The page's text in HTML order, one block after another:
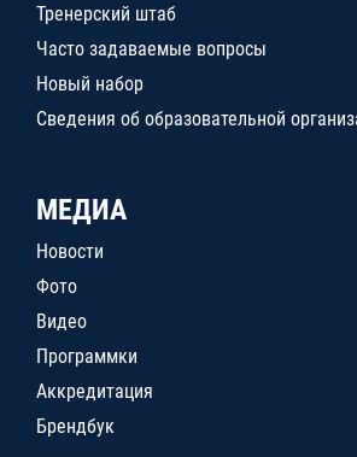
Тренерский штаб
Часто задаваемые вопросы
Новый набор
Сведения об образовательной
МЕДИА
Новости
Фото
Видео
Программки
Аккредитация
Брендбук